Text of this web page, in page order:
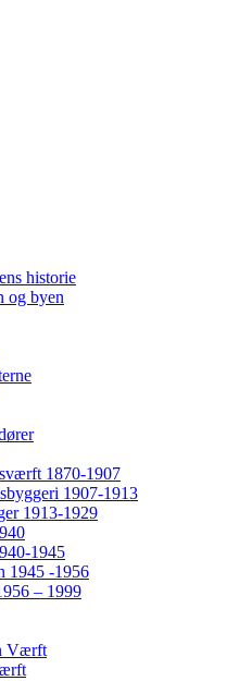
historie
og byen
1870-1907
1907-1913
1913-1929
1945
1945 -1956
– 1999
Værft